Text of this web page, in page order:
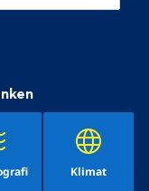
Klimat